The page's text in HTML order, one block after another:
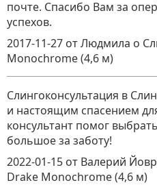
почте. Спасибо Вам за
успехов.
2017-11-27 от Людмила о
Monochrome (4,6 м)
Слингоконсультация в
и настоящим спасением
консультант помог
большое за заботу!
2022-01-15 от Валерий Йовр
Drake Monochrome (4,6 м)